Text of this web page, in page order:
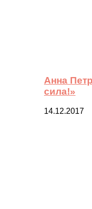
Анна
сила!»
14.12.2017